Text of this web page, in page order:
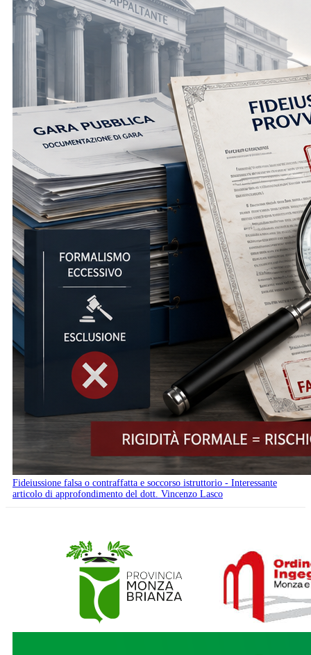
Fideiussione falsa o contraffatta e soccorso istruttorio - Interessante
articolo di approfondimento del dott. Vincenzo Lasco